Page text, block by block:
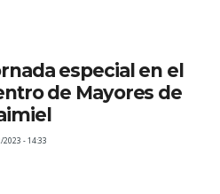
especial en el
de Mayores de
2023 - 14:33